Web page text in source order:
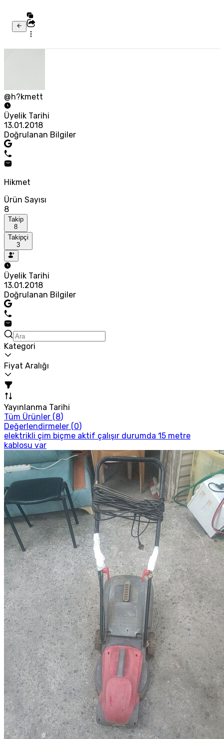
@h?kmett
Üyelik Tarihi
13.01.2018
Doğrulanan Bilgiler
Hikmet
Ürün Sayısı
8
Takip
8
Takipçi
3
Üyelik Tarihi
13.01.2018
Doğrulanan Bilgiler
Kategori
Fiyat Aralığı
Yayınlanma Tarihi
Tüm Ürünler (8)
Değerlendirmeler (0)
elektrikli çim biçme aktif çalışır durumda 15 metre
kablosu var